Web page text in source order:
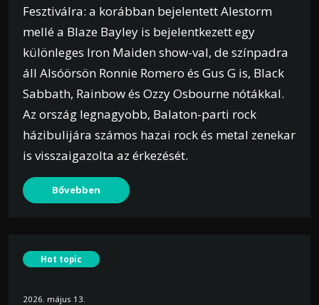
Fesztiválra: a korábban bejelentett Alestorm
mellé a Blaze Bayley is bejelentkezett egy
különleges Iron Maiden show-val, de színpadra
áll Alsóörsön Ronnie Romero és Gus G is, Black
Sabbath, Rainbow és Ozzy Osbourne nótákkal.
Az ország legnagyobb, Balaton-parti rock
házibulijára számos hazai rock és metal zenekar
is visszaigazolta az érkezését.
Bővebben
Hot topic
2026. május 13.